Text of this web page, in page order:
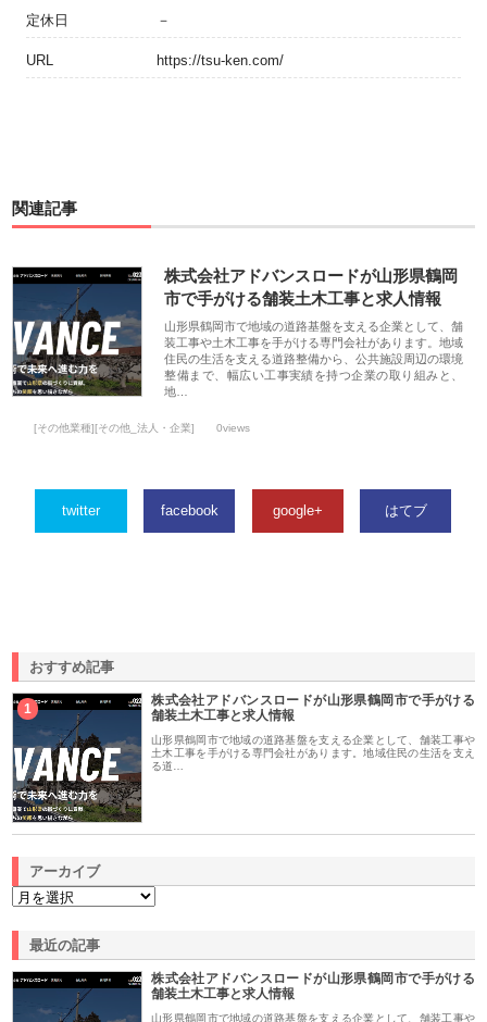
定休日 －
URL https://tsu-ken.com/
関連記事
株式会社アドバンスロードが山形県鶴岡
市で手がける舗装土木工事と求人情報
山形県鶴岡市で地域の道路基盤を支える企業として、舗
装工事や土木工事を手がける専門会社があります。地域
住民の生活を支える道路整備から、公共施設周辺の環境
整備まで、幅広い工事実績を持つ企業の取り組みと、
地…
[その他業種][その他_法人・企業] 0views
twitter facebook google+ はてブ
おすすめ記事
1
株式会社アドバンスロードが山形県鶴岡市で手がける
舗装土木工事と求人情報
山形県鶴岡市で地域の道路基盤を支える企業として、舗装工事や
土木工事を手がける専門会社があります。地域住民の生活を支え
る道…
アーカイブ
最近の記事
株式会社アドバンスロードが山形県鶴岡市で手がける
舗装土木工事と求人情報
山形県鶴岡市で地域の道路基盤を支える企業として、舗装工事や